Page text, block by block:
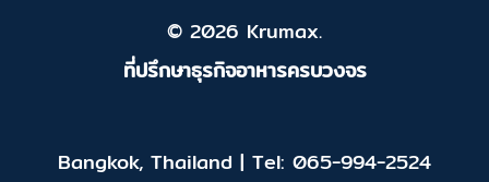
© 2026 Krumax.
ที่ปรึกษาธุรกิจอาหารครบวงจร
Bangkok, Thailand | Tel: 065-994-2524